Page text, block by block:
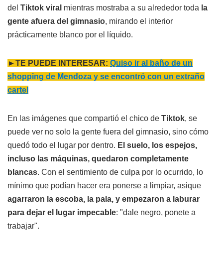
del Tiktok viral mientras mostraba a su alrededor toda la
gente afuera del gimnasio, mirando el interior
prácticamente blanco por el líquido.
►TE PUEDE INTERESAR: Quiso ir al baño de un
shopping de Mendoza y se encontró con un extraño
cartel
En las imágenes que compartió el chico de Tiktok, se
puede ver no solo la gente fuera del gimnasio, sino cómo
quedó todo el lugar por dentro. El suelo, los espejos,
incluso las máquinas, quedaron completamente
blancas. Con el sentimiento de culpa por lo ocurrido, lo
mínimo que podían hacer era ponerse a limpiar, asique
agarraron la escoba, la pala, y empezaron a laburar
para dejar el lugar impecable: "dale negro, ponete a
trabajar".